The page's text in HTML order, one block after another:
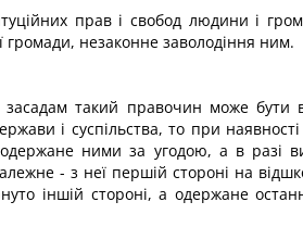
прав і свобод людини і
незаконне заволодіння ним.
засадам такий правочин може бути
і суспільства, то при
ними за угодою, а в разі
- з неї першій стороні на
іншій стороні, а одержане